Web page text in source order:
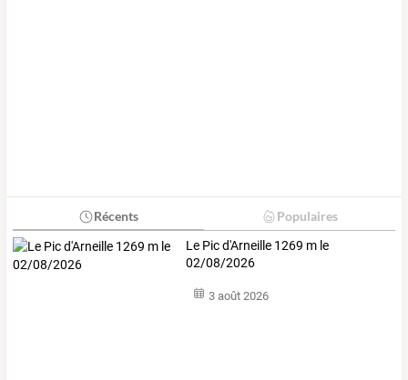
Récents Populaires
Le Pic d'Arneille 1269 m le
02/08/2026
3 août 2026